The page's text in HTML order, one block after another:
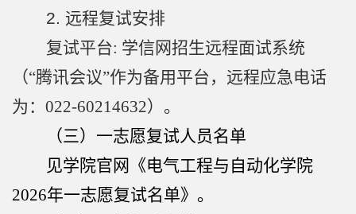
2. 远程复试安排
复试平台: 学信网招生远程面试系统
（“腾讯会议”作为备用平台，远程应急电话
为：022-60214632）。
（三）一志愿复试人员名单
见学院官网《电气工程与自动化学院
2026年一志愿复试名单》。